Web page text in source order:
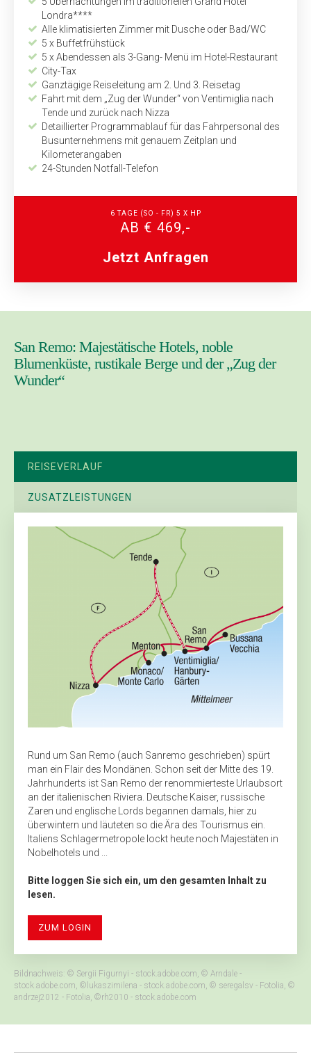
Londra****
Alle klimatisierten Zimmer mit Dusche oder Bad/WC
5 x Buffetfrühstück
5 x Abendessen als 3-Gang- Menü im Hotel-Restaurant
City-Tax
Ganztägige Reiseleitung am 2. Und 3. Reisetag
Fahrt mit dem „Zug der Wunder“ von Ventimiglia nach
Tende und zurück nach Nizza
Detaillierter Programmablauf für das Fahrpersonal des
Bus­unternehmens mit genauem Zeitplan und
Kilometerangaben
24-Stunden Notfall-Telefon
6 TAGE (SO - FR) 5 X HP
AB € 469,-
Jetzt Anfragen
San Remo: Majestätische Hotels, noble
Blumenküste, rustikale Berge und der „Zug der
Wunder“
REISEVERLAUF
ZUSATZLEISTUNGEN
Rund um San Remo (auch Sanremo geschrieben) spürt
man ein Flair des Mondänen. Schon seit der Mitte des 19.
Jahrhunderts ist San Remo der renommierteste Urlaubsort
an der italienischen Riviera. Deutsche Kaiser, russische
Zaren und englische Lords begannen damals, hier zu
überwintern und läuteten so die Ära des Tourismus ein.
Italiens Schlagermetropole lockt heute noch Majestäten in
Nobelhotels und ...
Bitte loggen Sie sich ein, um den gesamten Inhalt zu
lesen.
ZUM LOGIN
Bildnachweis: © Sergii Figurnyi - stock.adobe.com, © Arndale -
stock.adobe.com, ©lukaszimilena - stock.adobe.com, © seregalsv - Fotolia, ©
andrzej2012 - Fotolia, ©rh2010 - stock.adobe.com